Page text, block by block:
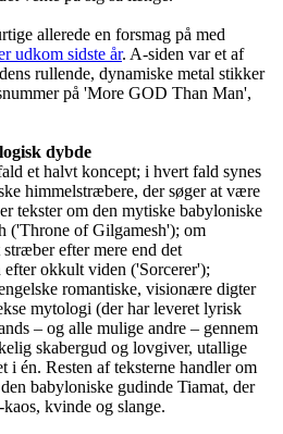
allerede en forsmag på med
udkom sidste år. A-siden var et af
rullende, dynamiske metal stikker
på 'More GOD Than Man',
dybde
et halvt koncept; i hvert fald synes
himmelstræbere, der søger at være
tekster om den mytiske babyloniske
('Throne of Gilgamesh'); om
efter mere end det
efter okkult viden ('Sorcerer');
romantiske, visionære digter
mytologi (der har leveret lyrisk
– og alle mulige andre – gennem
skabergud og lovgiver, utallige
i én. Resten af teksterne handler om
babyloniske gudinde Tiamat, der
kvinde og slange.